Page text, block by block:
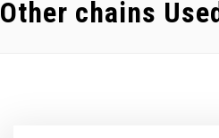
Other chains